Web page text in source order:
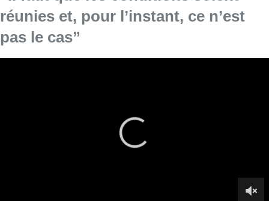
réunies et, pour l’instant, ce n’est
pas le cas”
contre opposition, sa Déclaration de politique générale (DPG)
aux forts marqueurs de gauche pour la législature 2024-2029,
lors du conseil communal mardi soir, cinq mois après avoir
scolaire figure en bonne place et s’impose comme l’un des